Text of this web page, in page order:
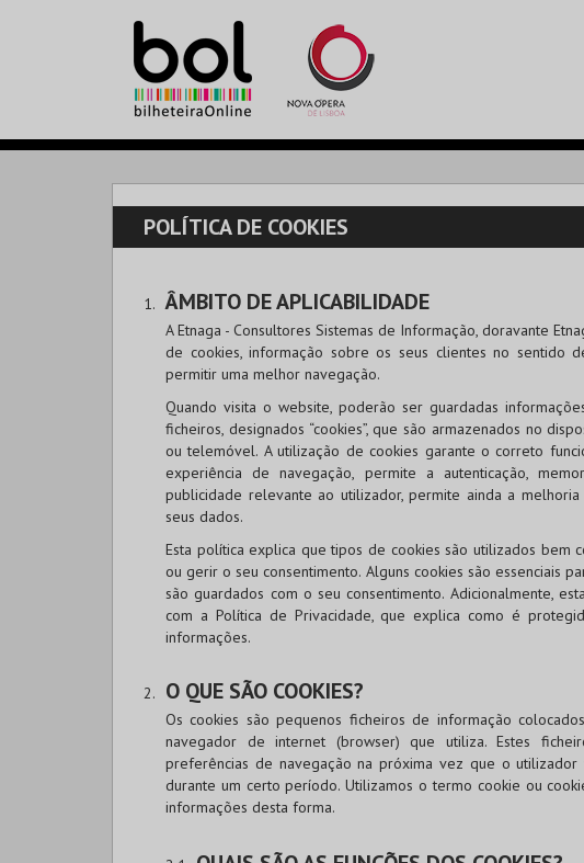
POLÍTICA DE COOKIES
ÂMBITO DE APLICABILIDADE
A Etnaga - Consultores Sistemas de Informação, doravante
de cookies, informação sobre os seus clientes no sentido
permitir uma melhor navegação.
Quando visita o website, poderão ser guardadas
ficheiros, designados “cookies”, que são armazenados no
ou telemóvel. A utilização de cookies garante o correto
experiência de navegação, permite a autenticação,
publicidade relevante ao utilizador, permite ainda a
seus dados.
Esta política explica que tipos de cookies são utilizados bem
ou gerir o seu consentimento. Alguns cookies são essenciais
são guardados com o seu consentimento. Adicionalmente,
com a Política de Privacidade, que explica como é
informações.
O QUE SÃO COOKIES?
Os cookies são pequenos ficheiros de informação
navegador de internet (browser) que utiliza. Estes
preferências de navegação na próxima vez que o
durante um certo período. Utilizamos o termo cookie ou
informações desta forma.